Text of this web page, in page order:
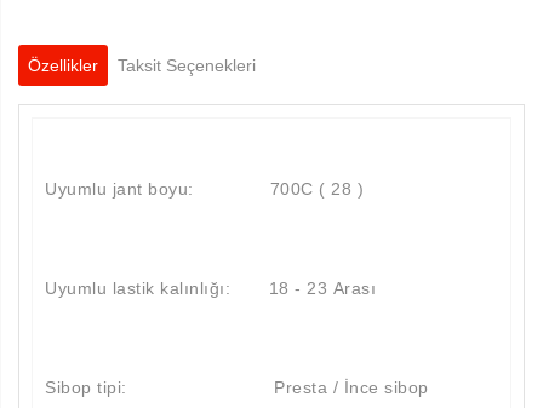
Özellikler Taksit Seçenekleri
Uyumlu jant boyu: 700C ( 28 )
Uyumlu lastik kalınlığı: 18 - 23 Arası
Sibop tipi: Presta / İnce sibop